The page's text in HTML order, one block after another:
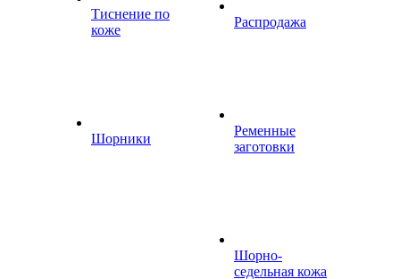
Тиснение по
коже
Шорники
Распродажа
Ременные
заготовки
Шорно-
седельная кожа